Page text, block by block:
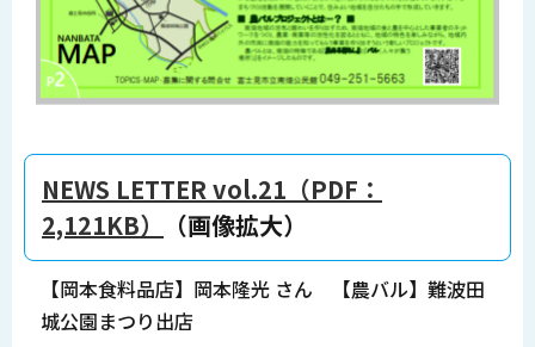
NEWS LETTER vol.21（PDF：
2,121KB）
（画像拡大）
【岡本食料品店】岡本隆光 さん 【農バル】難波田
城公園まつり出店